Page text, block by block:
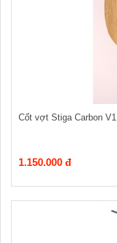
Cốt vợt Stiga Carbon V1
1.150.000 đ